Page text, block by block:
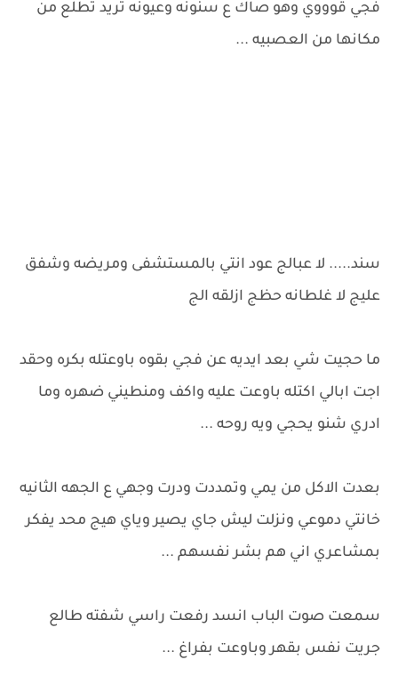
فجي قوووي وهو صاك ع سنونه وعيونه تريد تطلع من
مكانها من العصبيه ...
سند..... لا عبالج عود انتي بالمستشفى ومريضه وشفق
عليج لا غلطانه حظج ازلقه الج
ما حجيت شي بعد ايديه عن فجي بقوه باوعتله بكره وحقد
اجت ابالي اكتله باوعت عليه واكف ومنطيني ضهره وما
ادري شنو يحجي ويه روحه ...
بعدت الاكل من يمي وتمددت ودرت وجهي ع الجهه الثانيه
خانتي دموعي ونزلت ليش جاي يصير وياي هيج محد يفكر
بمشاعري اني هم بشر نفسهم ...
سمعت صوت الباب انسد رفعت راسي شفته طالع
جريت نفس بقهر وباوعت بفراغ ...